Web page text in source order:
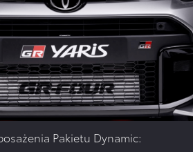
Pakietu Dynamic: